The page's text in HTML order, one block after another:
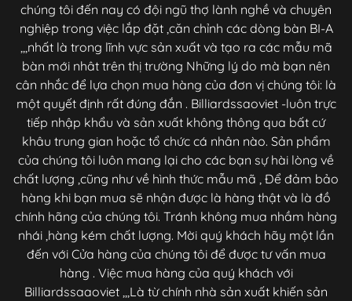
chúng tôi đến nay có đội ngũ thợ lành nghề và chuyên
nghiệp trong việc lắp đặt ,căn chỉnh các dòng bàn BI-A
,,,nhất là trong lĩnh vực sản xuất và tạo ra các mẫu mã
bàn mới nhât trên thị trường Những lý do mà bạn nên
cân nhắc để lựa chọn mua hàng của đơn vị chúng tôi: là
một quyết định rất đúng đắn . Billiardssaoviet -luôn trực
tiếp nhập khẩu và sản xuất không thông qua bất cứ
khâu trung gian hoặc tổ chức cá nhân nào. Sản phẩm
của chúng tôi luôn mang lại cho các bạn sự hài lòng về
chất lượng ,cũng như về hình thức mẫu mã , Để đảm bảo
hàng khi bạn mua sẽ nhận được là hàng thật và là đồ
chính hãng của chúng tôi. Tránh không mua nhầm hàng
nhái ,hàng kém chất lượng. Mời quý khách hãy một lần
đến với Cửa hàng của chúng tôi để được tư vấn mua
hàng . Việc mua hàng của quý khách với
Billiardssaaoviet ,,,Là từ chính nhà sản xuất khiến sản